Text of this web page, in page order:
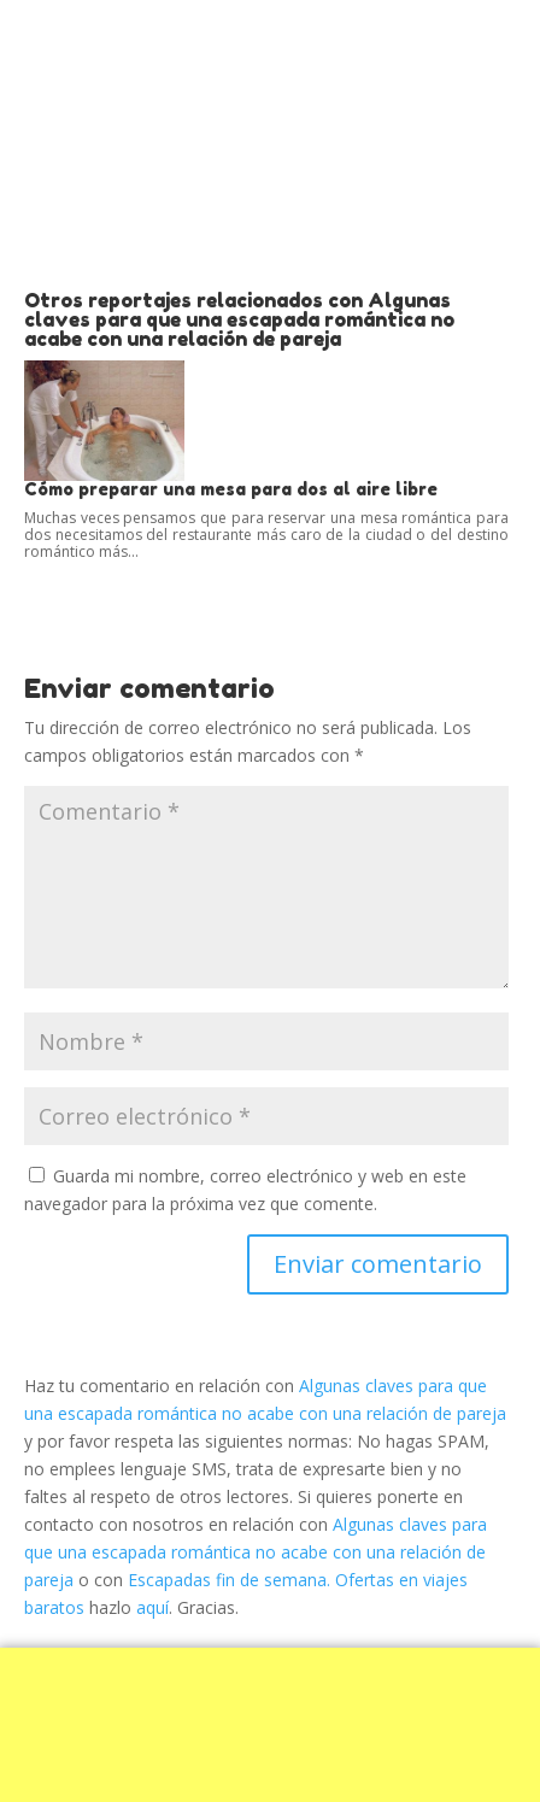
Otros reportajes relacionados con Algunas
claves para que una escapada romántica no
acabe con una relación de pareja
Cómo preparar una mesa para dos al aire libre
Muchas veces pensamos que para reservar una mesa romántica para
dos necesitamos del restaurante más caro de la ciudad o del destino
romántico más...
Enviar comentario
Tu dirección de correo electrónico no será publicada. Los
campos obligatorios están marcados con *
Guarda mi nombre, correo electrónico y web en este
navegador para la próxima vez que comente.
Haz tu comentario en relación con Algunas claves para que
una escapada romántica no acabe con una relación de pareja
y por favor respeta las siguientes normas: No hagas SPAM,
no emplees lenguaje SMS, trata de expresarte bien y no
faltes al respeto de otros lectores. Si quieres ponerte en
contacto con nosotros en relación con Algunas claves para
que una escapada romántica no acabe con una relación de
pareja o con Escapadas fin de semana. Ofertas en viajes
baratos hazlo aquí. Gracias.